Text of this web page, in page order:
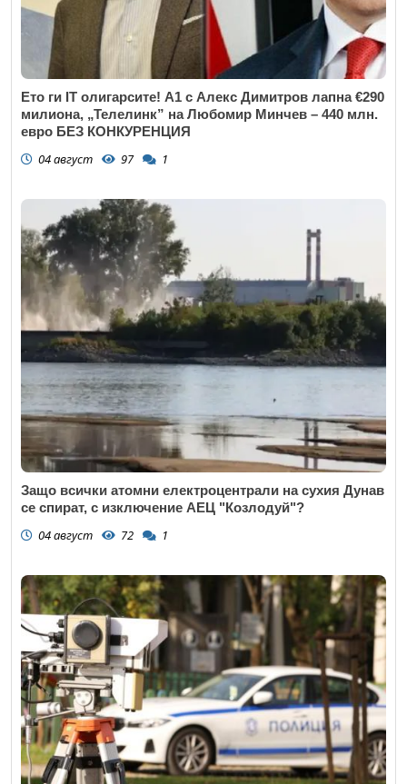
Ето ги IT олигарсите! А1 с Алекс Димитров лапна €290
милиона, „Телелинк” на Любомир Минчев – 440 млн.
евро БЕЗ КОНКУРЕНЦИЯ
04 август 97 1
Защо всички атомни електроцентрали на сухия Дунав
се спират, с изключение АЕЦ "Козлодуй"?
04 август 72 1